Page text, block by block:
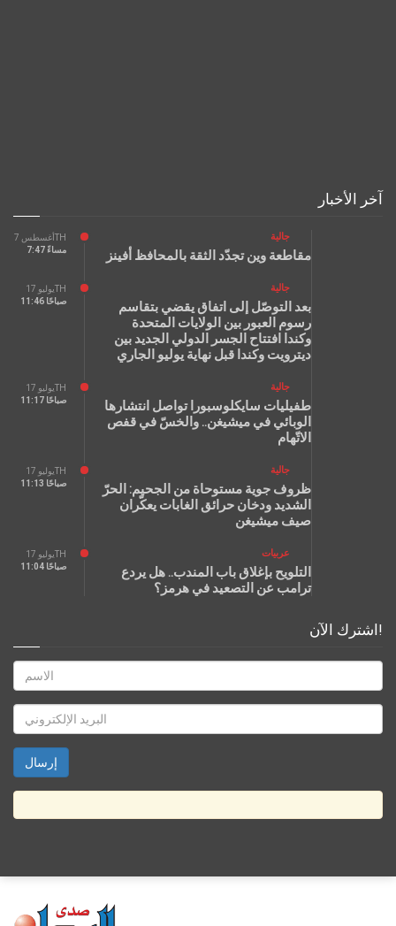
آخر الأخبار
أغسطس 7TH
7:47 مساءً
جالية
مقاطعة وين تجدّد الثقة بالمحافظ أفينز
يوليو 17TH
11:46 صباحًا
جالية
بعد التوصّل إلى اتفاق يقضي بتقاسم
رسوم العبور بين الولايات المتحدة
وكندا افتتاح الجسر الدولي الجديد بين
ديترويت وكندا قبل نهاية يوليو الجاري
يوليو 17TH
11:17 صباحًا
جالية
طفيليات سايكلوسبورا تواصل انتشارها
الوبائي في ميشيغن.. والخسّ في قفص
الاتّهام
يوليو 17TH
11:13 صباحًا
جالية
ظروف جوية مستوحاة من الجحيم: الحرّ
الشديد ودخان حرائق الغابات يعكّران
صيف ميشيغن
يوليو 17TH
11:04 صباحًا
عربيات
التلويح بإغلاق باب المندب.. هل يردع
ترامب عن التصعيد في هرمز؟
اشترك الآن!